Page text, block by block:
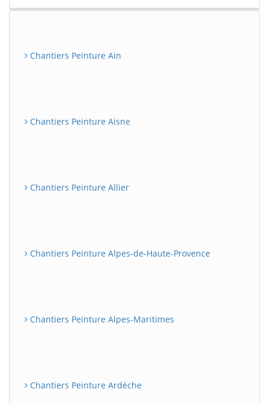
Chantiers Peinture Ain
Chantiers Peinture Aisne
Chantiers Peinture Allier
Chantiers Peinture Alpes-de-Haute-Provence
Chantiers Peinture Alpes-Maritimes
Chantiers Peinture Ardèche